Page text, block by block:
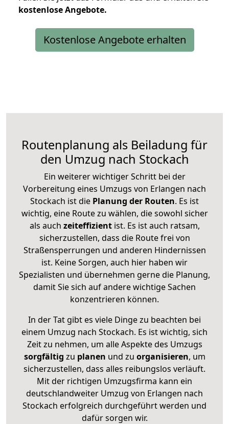
kostenloseAngebote.
Kostenlose Angebote erhalten
Routenplanung als Beiladung für
den Umzug nach Stockach
Ein weiterer wichtiger Schritt bei der
Vorbereitung eines Umzugs von Erlangen nach
Stockach ist die Planung der Routen. Es ist
wichtig, eine Route zu wählen, die sowohl sicher
als auch zeiteffizientist. Es ist auch ratsam,
sicherzustellen, dass die Route frei von
Straßensperrungen und anderen Hindernissen
ist. Keine Sorgen, auch hier haben wir
Spezialisten und übernehmen gerne die Planung,
damit Sie sich auf andere wichtige Sachen
konzentrieren können.
In der Tat gibt es viele Dinge zu beachten bei
einem Umzug nach Stockach. Es ist wichtig, sich
Zeit zu nehmen, um alle Aspekte des Umzugs
sorgfältig zu planen und zu organisieren, um
sicherzustellen, dass alles reibungslos verläuft.
Mit der richtigen Umzugsfirma kann ein
deutschlandweiter Umzug von Erlangen nach
Stockach erfolgreich durchgeführt werden und
dafür sorgen wir.